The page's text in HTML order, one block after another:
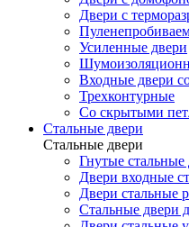
Двери с
Усиленные двери
Входные двери
Трехконтурные
Со скрытыми
Стальные двери
Стальные двери
Гнутые стальные
Двери входные
Двери стальные
Стальные двери